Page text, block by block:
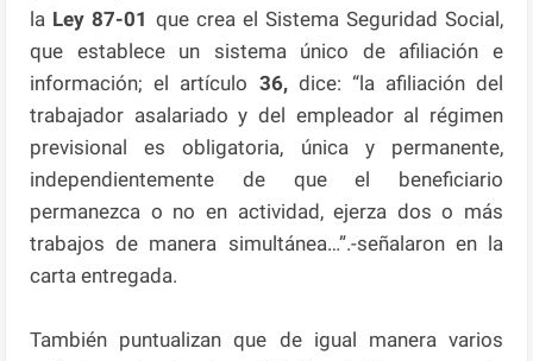
la Ley 87-01 que crea el Sistema Seguridad Social,
que establece un sistema único de afiliación e
información; el artículo 36,dice: “la afiliación del
trabajador asalariado y del empleador al régimen
previsional es obligatoria, única y permanente,
independientemente de que el beneficiario
permanezca o no en actividad, ejerza dos o más
trabajos de manera simultánea…”.-señalaron en la
carta entregada.
También puntualizan que de igual manera varios